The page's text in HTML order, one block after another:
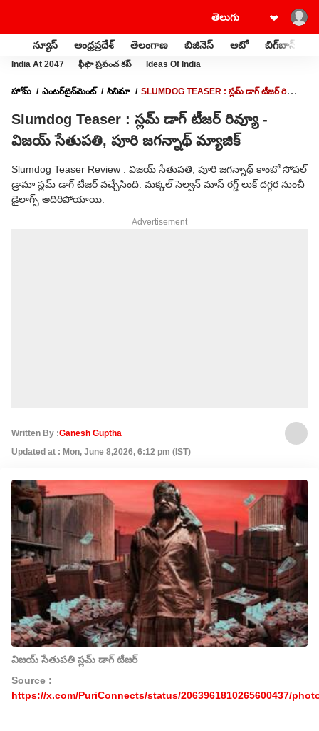
న్యూస్ ఆంధ్రప్రదేశ్ తెలంగాణ బిజినెస్ ఆటో బిగ్‌బాస్
India At 2047 ఫీఫా ప్రపంచ కప్ Ideas Of India
హోమ్ ఎంటర్‌టైన్‌మెంట్‌ సినిమా
SLUMDOG TEASER : స్లమ్ డాగ్ టీజర్ రివ్యూ -
Slumdog Teaser : స్లమ్ డాగ్ టీజర్ రివ్యూ -
విజయ్ సేతుపతి, పూరి జగన్నాథ్ మ్యాజిక్
Slumdog Teaser Review : విజయ్ సేతుపతి, పూరి జగన్నాథ్ కాంబో సోషల్
డ్రామా స్లమ్ డాగ్ టీజర్ వచ్చేసింది. మక్కల్ సెల్వన్ మాస్ రగ్డ్ లుక్ దగ్గర నుంచీ
డైలాగ్స్ అదిరిపోయాయి.
Advertisement
Written By :Ganesh Guptha
Updated at : Mon, June 8,2026, 6:12 pm (IST)
విజయ్ సేతుపతి స్లమ్ డాగ్ టీజర్
Source :
https://x.com/PuriConnects/status/2063961810265600437/